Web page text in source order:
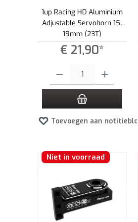
1up Racing HD Aluminium
Adjustable Servohorn 15-
19mm (23T)
€ 21,90*
Toevoegen aan
Niet in voorraad